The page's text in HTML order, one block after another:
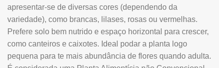
apresentar-se de diversas cores (dependendo da
variedade), como brancas, lilases, rosas ou vermelhas.
Prefere solo bem nutrido e espaço horizontal para crescer,
como canteiros e caixotes. Ideal podar a planta logo
pequena para te mais abundância de flores quando adulta.